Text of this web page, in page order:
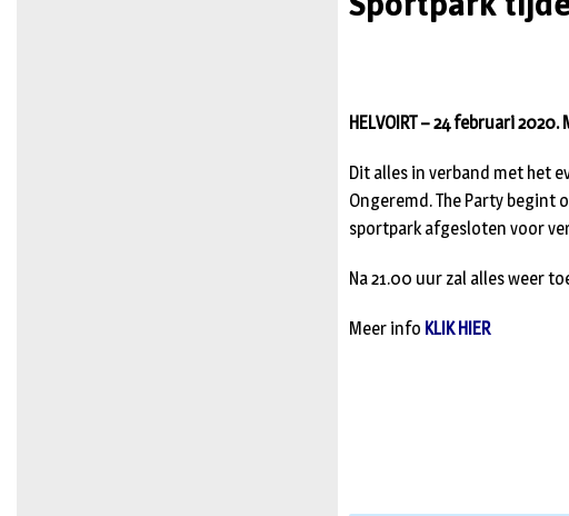
HELVOIRT – 24 februari
Dit alles in verband met het
Ongeremd. The Party
sportpark afgesloten voor
Na 21.00 uur zal alles weer
Meer info KLIK HIER